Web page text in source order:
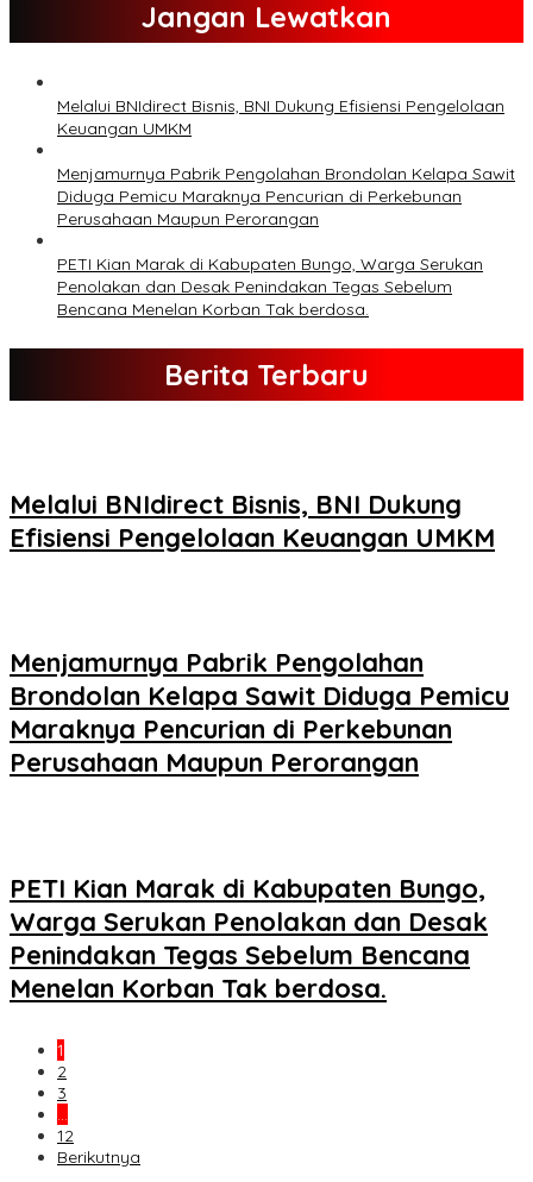
Jangan Lewatkan
Melalui BNIdirect Bisnis, BNI Dukung Efisiensi Pengelolaan
Keuangan UMKM
Menjamurnya Pabrik Pengolahan Brondolan Kelapa Sawit
Diduga Pemicu Maraknya Pencurian di Perkebunan
Perusahaan Maupun Perorangan
PETI Kian Marak di Kabupaten Bungo, Warga Serukan
Penolakan dan Desak Penindakan Tegas Sebelum
Bencana Menelan Korban Tak berdosa.
Berita Terbaru
Melalui BNIdirect Bisnis, BNI Dukung
Efisiensi Pengelolaan Keuangan UMKM
Menjamurnya Pabrik Pengolahan
Brondolan Kelapa Sawit Diduga Pemicu
Maraknya Pencurian di Perkebunan
Perusahaan Maupun Perorangan
PETI Kian Marak di Kabupaten Bungo,
Warga Serukan Penolakan dan Desak
Penindakan Tegas Sebelum Bencana
Menelan Korban Tak berdosa.
1
2
3
…
12
Berikutnya